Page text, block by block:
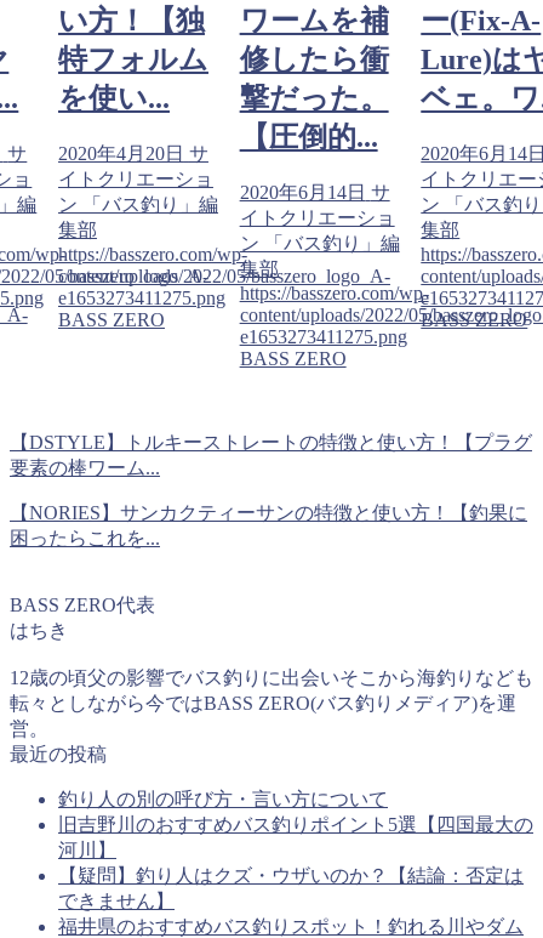
サ
ョ
編
wp-
05/basszero_logo_A-
い方！【独
特フォルム
を使い...
2020年4月20日 サ
イトクリエーショ
ン 「バス釣り」編
集部
https://basszero.com/wp-
content/uploads/2022/05/basszero_logo_A-
e1653273411275.png
BASS ZERO
ワームを補
修したら衝
撃だった。
【圧倒的...
2020年6月14日 サ
イトクリエーショ
ン 「バス釣り」編
集部
https://basszero.com/wp-
content/uploads/2022/05/
e1653273411275.png
BASS ZERO
ー(Fix-A-
Lure)は
ベェ。
2020年6月14
イトクリエー
ン 「バス釣
集部
https://
content/
BASS ZERO
【DSTYLE】トルキーストレートの特徴と使い方！【プラグ
要素の棒ワーム...
【NORIES】サンカクティーサンの特徴と使い方！【釣果に
困ったらこれを...
BASS ZERO代表
はちき
12歳の頃父の影響でバス釣りに出会いそこから海釣りなども
転々としながら今ではBASS ZERO(バス釣りメディア)を運
営。
最近の投稿
釣り人の別の呼び方・言い方について
旧吉野川のおすすめバス釣りポイント5選【四国最大の
河川】
【疑問】釣り人はクズ・ウザいのか？【結論：否定は
できません】
福井県のおすすめバス釣りスポット！釣れる川やダム